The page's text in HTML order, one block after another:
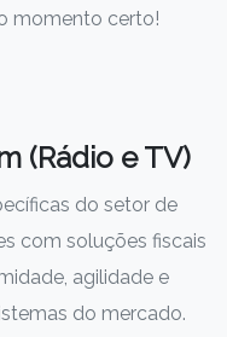
momento certo!
(Rádio e TV)
do setor de
com soluções fiscais
agilidade e
do mercado.